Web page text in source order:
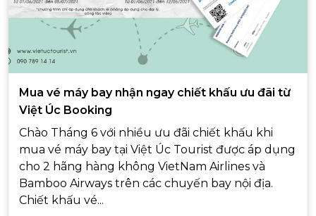
Mua vé máy bay nhận ngay chiết khấu ưu đãi từ
Việt Úc Booking
Chào Tháng 6 với nhiều ưu đãi chiết khấu khi
mua vé máy bay tại Việt Úc Tourist được áp dụng
cho 2 hãng hàng không VietNam Airlines và
Bamboo Airways trên các chuyến bay nội địa.
Chiết khấu vé...